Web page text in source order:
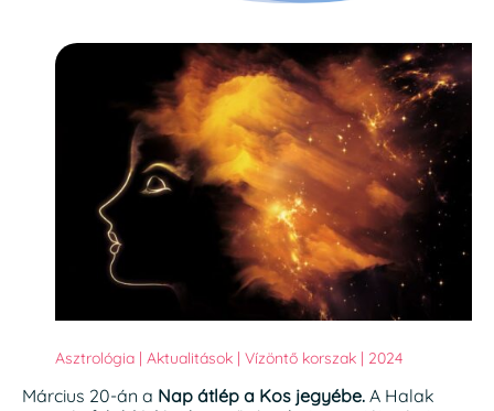
Asztrológia | Aktualitások | Vízöntő korszak | 2024
Március 20-án a Nap átlép a Kos jegyébe. A Halak